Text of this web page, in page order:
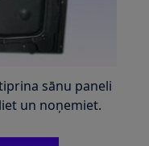
sānu paneli
un noņemiet.